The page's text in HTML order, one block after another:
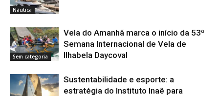
Náutica
Sem categoria
Vela do Amanhã marca o início da 53ª
Semana Internacional de Vela de
Ilhabela Daycoval
Sustentabilidade e esporte: a
estratégia do Instituto Inaê para